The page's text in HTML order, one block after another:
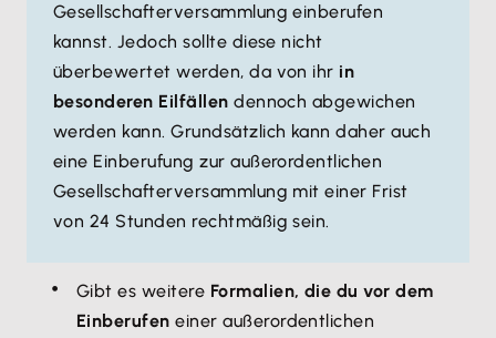
Gesellschafterversammlung einberufen
kannst. Jedoch sollte diese nicht
überbewertet werden, da von ihr in
besonderen Eilfällen dennoch abgewichen
werden kann. Grundsätzlich kann daher auch
eine Einberufung zur außerordentlichen
Gesellschafterversammlung mit einer Frist
von 24 Stunden rechtmäßig sein.
Gibt es weitere Formalien, die du vor dem
Einberufen einer außerordentlichen